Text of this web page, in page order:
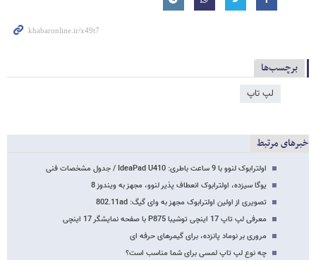
برچسب‌ها
لپ تاپ
خبرهای مرتبط
اولترابوک لنوو با 9 ساعت باطری: IdeaPad U410 / جدول مشخصات فنی
یوگا سیزده، اولترابوک انعطاف پذیر لنوو، مجهز به ویندوز 8
تصویری از اولین اولترابوک مجهز به وای گیگ: 802.11ad
معرفی لپ تاپ 17 اینچی توشیبا P875 با صفحه نمایشگر 17 اینچی
مروری بر نوماد پانزده، برای گیمرهای حرفه ای
چه نوع لپ تاپ لمسی برای شما مناسب است؟